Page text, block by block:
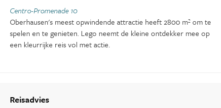
Centro-Promenade 10
Oberhausen's meest opwindende attractie heeft 2800 m² om te
spelen en te genieten. Lego neemt de kleine ontdekker mee op
een kleurrijke reis vol met actie.
Reisadvies